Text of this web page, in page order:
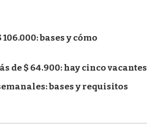
bases y cómo
de $ 64.900: hay cinco vacantes
bases y requisitos